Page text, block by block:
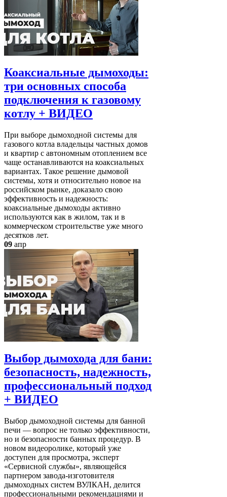
Коаксиальные дымоходы:
три основных способа
подключения к газовому
котлу + ВИДЕО
При выборе дымоходной системы для
газового котла владельцы частных домов
и квартир с автономным отоплением все
чаще останавливаются на коаксиальных
вариантах. Такое решение дымовой
системы, хотя и относительно новое на
российском рынке, доказало свою
эффективность и надежность:
коаксиальные дымоходы активно
используются как в жилом, так и в
коммерческом строительстве уже много
десятков лет.
09 апр
Выбор дымохода для бани:
безопасность, надежность,
профессиональный подход
+ ВИДЕО
Выбор дымоходной системы для банной
печи — вопрос не только эффективности,
но и безопасности банных процедур. В
новом видеоролике, который уже
доступен для просмотра, эксперт
«Сервисной службы», являющейся
партнером завода-изготовителя
дымоходных систем ВУЛКАН, делится
профессиональными рекомендациями и